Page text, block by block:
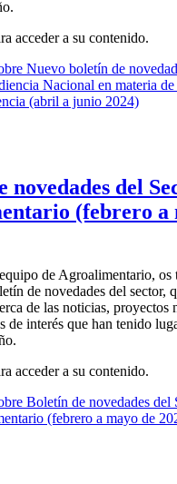
acceder a su contenido.
Nuevo boletín de
Nacional en materia
(abril a junio 2024)
novedades del
(febrero a
de Agroalimentario, os
de novedades del sector,
de las noticias, proyectos
de interés que han tenido
acceder a su contenido.
Boletín de novedades del
(febrero a mayo de